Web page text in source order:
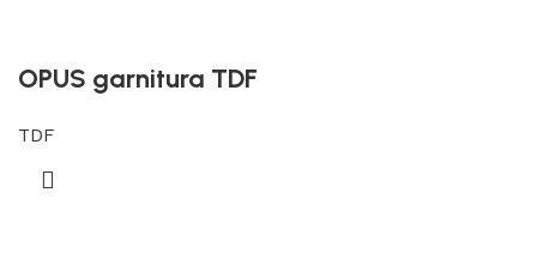
OPUS garnitura TDF
TDF